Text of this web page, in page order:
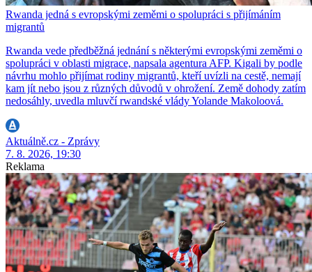
Rwanda jedná s evropskými zeměmi o spolupráci s přijímáním
migrantů
Rwanda vede předběžná jednání s některými evropskými zeměmi o
spolupráci v oblasti migrace, napsala agentura AFP. Kigali by podle
návrhu mohlo přijímat rodiny migrantů, kteří uvízli na cestě, nemají
kam jít nebo jsou z různých důvodů v ohrožení. Země dohody zatím
nedosáhly, uvedla mluvčí rwandské vlády Yolande Makoloová.
Aktuálně.cz - Zprávy
7. 8. 2026, 19:30
Reklama